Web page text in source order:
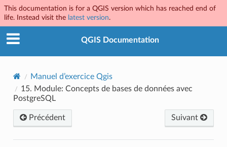
This documentation is for a QGIS version which has reached end of
life. Instead visit the latest version.
QGIS Documentation
Manuel d’exercice Qgis
15. Module: Concepts de bases de données avec
PostgreSQL
Précédent Suivant